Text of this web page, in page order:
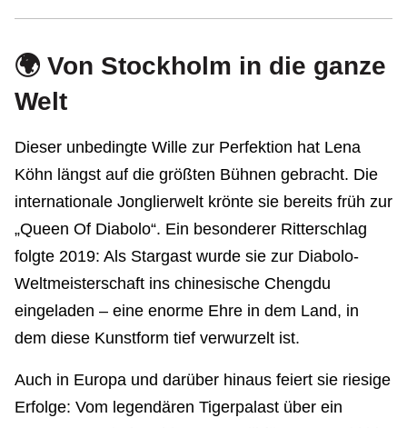
🌍 Von Stockholm in die ganze
Welt
Dieser unbedingte Wille zur Perfektion hat Lena
Köhn längst auf die größten Bühnen gebracht. Die
internationale Jonglierwelt krönte sie bereits früh zur
„Queen Of Diabolo“. Ein besonderer Ritterschlag
folgte 2019: Als Stargast wurde sie zur Diabolo-
Weltmeisterschaft ins chinesische Chengdu
eingeladen – eine enorme Ehre in dem Land, in
dem diese Kunstform tief verwurzelt ist.
Auch in Europa und darüber hinaus feiert sie riesige
Erfolge: Vom legendären Tigerpalast über ein